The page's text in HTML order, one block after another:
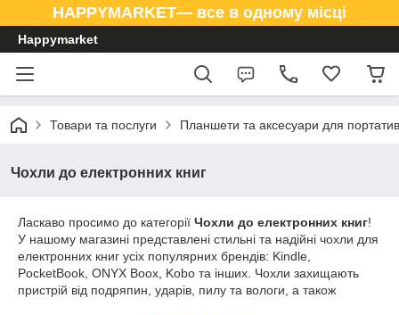
HAPPYMARKET— все в одному місці
Happymarket
Товари та послуги Планшети та аксесуари для
Чохли до електронних книг
Ласкаво просимо до категорії Чохли до електронних книг!
У нашому магазині представлені стильні та надійні чохли для
електронних книг усіх популярних брендів: Kindle,
PocketBook, ONYX Boox, Kobo та інших. Чохли захищають
пристрій від подряпин, ударів, пилу та вологи, а також